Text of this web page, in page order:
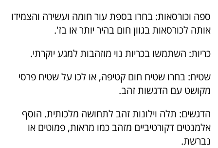
ספה וכורסאות: בחרו בספת עור חומה ועשירה והצמידו
אותה לכורסאות בגוון חום בהיר יותר או בז'.
כריות: השתמשו בכריות נוי מוזהבות למגע יוקרתי.
שטיח: בחרו שטיח חום קטיפה, או לכו על שטיח פרסי
מקושט עם הדגשות זהב.
הדגשים: תלה וילונות זהב לתחושה מלכותית. הוסף
אלמנטים דקורטיביים מזהב כמו מראות, פמוטים או
נברשת.